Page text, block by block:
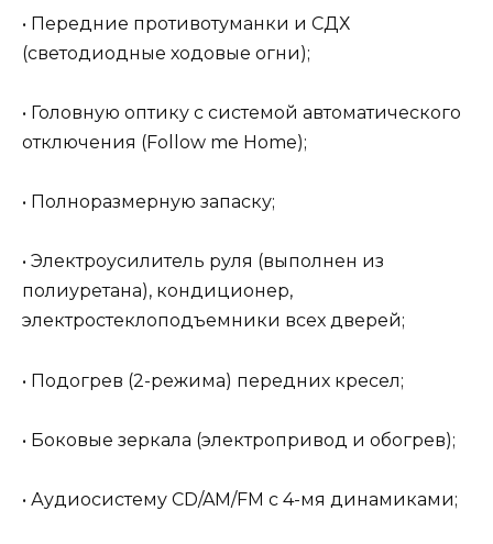
• Передние противотуманки и СДХ
(светодиодные ходовые огни);
• Головную оптику с системой автоматического
отключения (Follow me Home);
• Полноразмерную запаску;
• Электроусилитель руля (выполнен из
полиуретана), кондиционер,
электростеклоподъемники всех дверей;
• Подогрев (2-режима) передних кресел;
• Боковые зеркала (электропривод и обогрев);
• Аудиосистему CD/AM/FM с 4-мя динамиками;